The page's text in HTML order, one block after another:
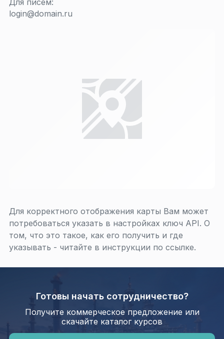
Для писем:
login@domain.ru
Для корректного отображения карты Вам может
потребоваться указать в настройках ключ API. О
том, что это такое, как его получить и где
указывать - читайте в инструкции по ссылке.
Готовы начать сотрудничество?
Получите коммерческое предложение или
скачайте каталог курсов